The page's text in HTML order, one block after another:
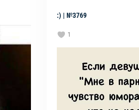
:) | №3769
1